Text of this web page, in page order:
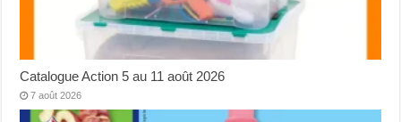
Catalogue Action 5 au 11 août 2026
7 août 2026